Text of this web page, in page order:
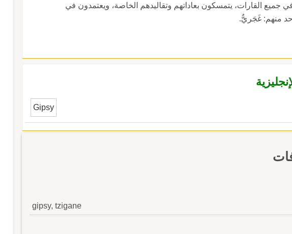
جميع القارات، يتمسكون بعاداتهم وتقاليدهم الخاصة، ويعتمدون في
منهم: غَجَريٌّ.
Gipsy
gipsy, tzigane